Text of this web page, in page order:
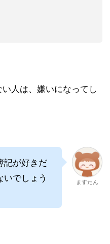
人は、嫌いになってし
記が好きだ
でしょう
ますたん